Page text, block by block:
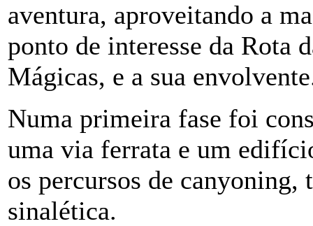
aventura, aproveitando a
ponto de interesse da Rota
Mágicas, e a sua
Numa primeira fase foi
uma via ferrata e um
os percursos de
sinalética.